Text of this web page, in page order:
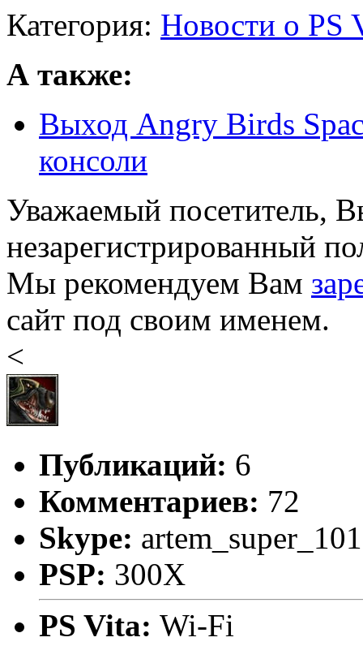
Категория: Новости о PS
А также:
Выход Angry Birds
консоли
Уважаемый посетитель,
незарегистрированный
Мы рекомендуем Вам
сайт под своим именем.
<
Публикаций: 6
Комментариев: 72
Skype: artem_super_101
PSP: 300X
PS Vita: Wi-Fi